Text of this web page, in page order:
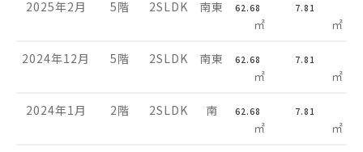
2025年2月 5階 2SLDK 南東 62.68
㎡
7.81
㎡
2024年12月 5階 2SLDK 南東 62.68
㎡
7.81
㎡
2024年1月 2階 2SLDK 南 62.68
㎡
7.81
㎡